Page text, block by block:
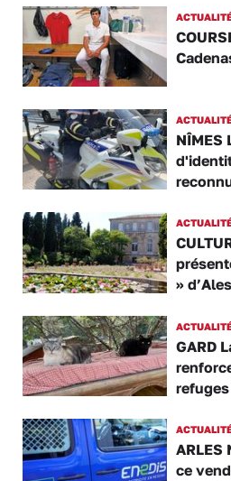
NÎMES
»
GARD
refuges
ce